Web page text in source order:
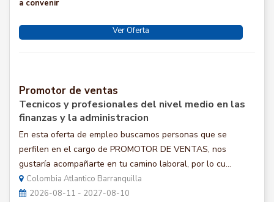
a convenir
Ver Oferta
Promotor de ventas
Tecnicos y profesionales del nivel medio en las
finanzas y la administracion
En esta oferta de empleo buscamos personas que se
perfilen en el cargo de PROMOTOR DE VENTAS, nos
gustaría acompañarte en tu camino laboral, por lo cu...
Colombia Atlantico Barranquilla
2026-08-11 - 2027-08-10